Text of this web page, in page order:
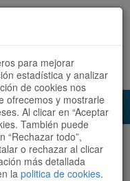
Español | Català
por:Más recientes
para mejorar
estadística y analizar
de cookies nos
ofrecemos y mostrarle
Al clicar en “Aceptar
También puede
“Rechazar todo”,
o rechazar al clicar
más detallada
lapolitica de cookies.